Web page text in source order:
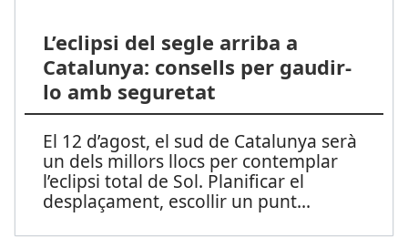
L’eclipsi del segle arriba a
Catalunya: consells per gaudir-
lo amb seguretat
El 12 d’agost, el sud de Catalunya serà
un dels millors llocs per contemplar
l’eclipsi total de Sol. Planificar el
desplaçament, escollir un punt...